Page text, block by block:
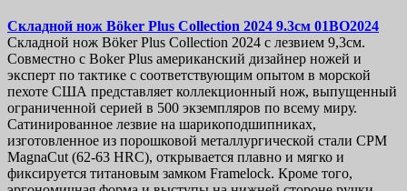
Складной нож Böker Plus Collection 2024 9.3см 01BO2024
Складной нож Böker Plus Collection 2024 с лезвием 9,3см.
Совместно с Boker Plus американский дизайнер ножей и
эксперт по тактике с соответствующим опытом в морской
пехоте США представляет коллекционный нож, выпущенный
ограниченной серией в 500 экземпляров по всему миру.
Сатинированное лезвие на шарикоподшипниках,
изготовленное из порошковой металлургической стали CPM
MagnaCut (62-63 HRC), открывается плавно и мягко и
фиксируется титановым замком Framelock. Кроме того,